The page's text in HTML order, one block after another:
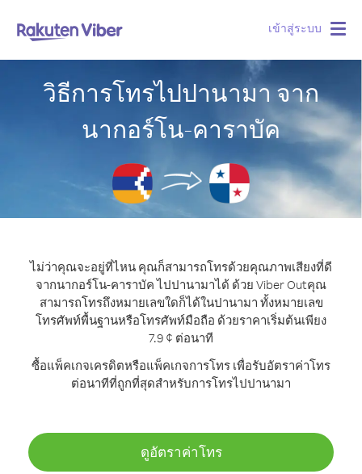
เข้าสู่ระบบ
วิธีการโทรไปปานามา จาก
นากอร์โน-คาราบัค
ไม่ว่าคุณจะอยู่ที่ไหน คุณก็สามารถโทรด้วยคุณภาพเสียงที่ดี
จากนากอร์โน-คาราบัค ไปปานามาได้ ด้วย Viber Outคุณ
สามารถโทรถึงหมายเลขใดก็ได้ในปานามา ทั้งหมายเลข
โทรศัพท์พื้นฐานหรือโทรศัพท์มือถือ ด้วยราคาเริ่มต้นเพียง
7.9 ¢ ต่อนาที
ซื้อแพ็คเกจเครดิตหรือแพ็คเกจการโทร เพื่อรับอัตราค่าโทร
ต่อนาทีที่ถูกที่สุดสำหรับการโทรไปปานามา
ดูอัตราค่าโทร